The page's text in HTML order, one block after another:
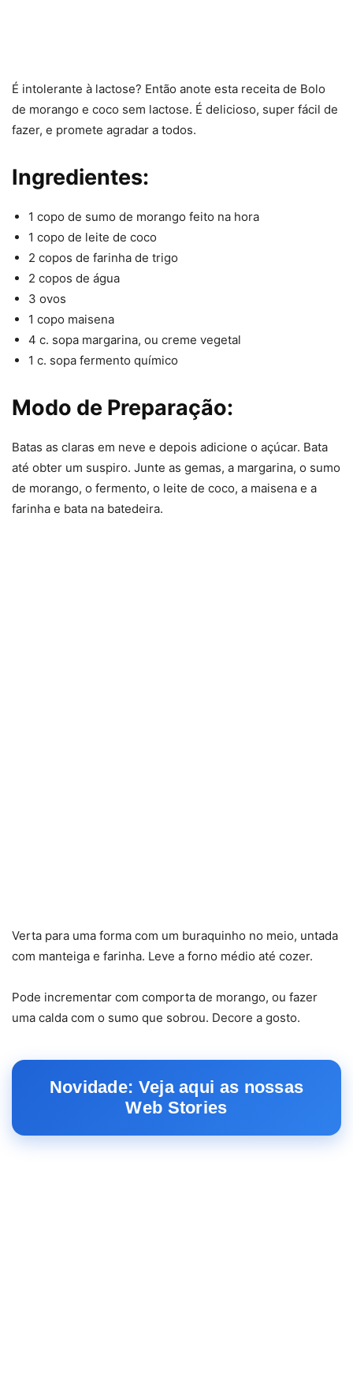
É intolerante à lactose? Então anote esta receita de Bolo
de morango e coco sem lactose. É delicioso, super fácil de
fazer, e promete agradar a todos.
Ingredientes:
1 copo de sumo de morango feito na hora
1 copo de leite de coco
2 copos de farinha de trigo
2 copos de água
3 ovos
1 copo maisena
4 c. sopa margarina, ou creme vegetal
1 c. sopa fermento químico
Modo de Preparação:
Batas as claras em neve e depois adicione o açúcar. Bata
até obter um suspiro. Junte as gemas, a margarina, o sumo
de morango, o fermento, o leite de coco, a maisena e a
farinha e bata na batedeira.
Verta para uma forma com um buraquinho no meio, untada
com manteiga e farinha. Leve a forno médio até cozer.
Pode incrementar com comporta de morango, ou fazer
uma calda com o sumo que sobrou. Decore a gosto.
Novidade: Veja aqui as nossas
Web Stories